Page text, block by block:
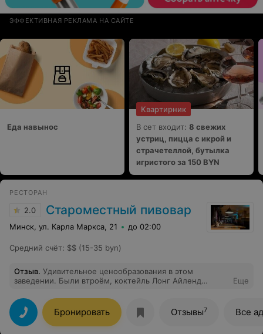
ЭФФЕКТИВНАЯ РЕКЛАМА НА САЙТЕ
Еда навынос
Квартирник
В сет входит: 8 свежих
устриц, пицца с икрой и
страчетеллой, бутылка
игристого за 150 BYN
РЕСТОРАН
2.0 Староместный пивовар
Минск, ул. Карла Маркса, 21 до 02:00
Средний счёт: $$ (15-35 byn)
Отзыв. Удивительное ценообразования в этом
заведении. Были втроём, коктейль Лонг Айленд
дочка была с большой компанией и, надо же, тот же
Лонг Айленд уже стоил 50 рублей. За две недели так
сильно у вас подорожал алкоголь? Согласно чеку в
коктейле больше 200 грамм крепкого алкоголя.
Еще
Бронировать Отзывы7 Все